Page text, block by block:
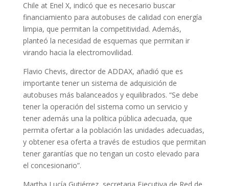
Chile at Enel X, indicó que es necesario buscar
financiamiento para autobuses de calidad con energía
limpia, que permitan la competitividad. Además,
planteó la necesidad de esquemas que permitan ir
virando hacia la electromovilidad.
Flavio Chevis, director de ADDAX, añadió que es
importante tener un sistema de adquisición de
autobuses más balanceados y equilibrados. “Se debe
tener la operación del sistema como un servicio y
tener además una la política pública adecuada, que
permita ofertar a la población las unidades adecuadas,
y obtener esa oferta a través de estudios que permitan
tener garantías que no tengan un costo elevado para
el concesionario”.